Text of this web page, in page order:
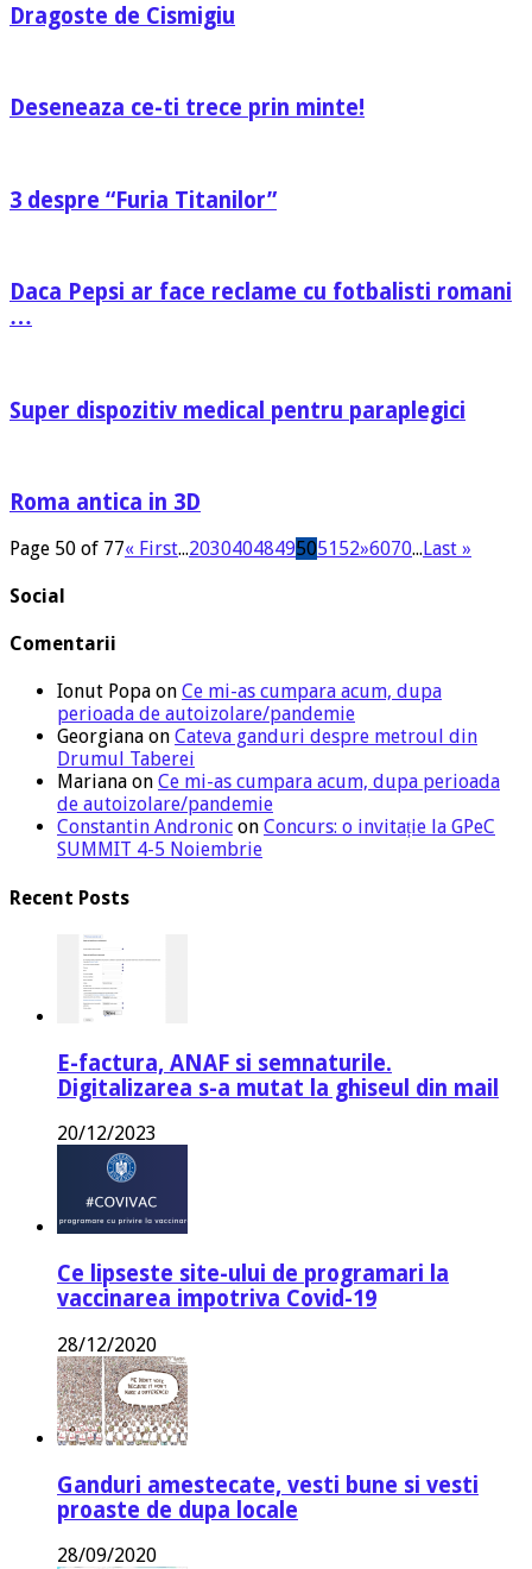
Dragoste de Cismigiu
Deseneaza ce-ti trece prin minte!
3 despre “Furia Titanilor”
Daca Pepsi ar face reclame cu fotbalisti romani
…
Super dispozitiv medical pentru paraplegici
Roma antica in 3D
Page 50 of 77« First...2030404849505152»6070...Last »
Social
Comentarii
Ionut Popa on Ce mi-as cumpara acum, dupa
perioada de autoizolare/pandemie
Georgiana on Cateva ganduri despre metroul din
Drumul Taberei
Mariana on Ce mi-as cumpara acum, dupa perioada
de autoizolare/pandemie
Constantin Andronic on Concurs: o invitație la GPeC
SUMMIT 4-5 Noiembrie
Recent Posts
E-factura, ANAF si semnaturile.
Digitalizarea s-a mutat la ghiseul din mail
20/12/2023
Ce lipseste site-ului de programari la
vaccinarea impotriva Covid-19
28/12/2020
Ganduri amestecate, vesti bune si vesti
proaste de dupa locale
28/09/2020